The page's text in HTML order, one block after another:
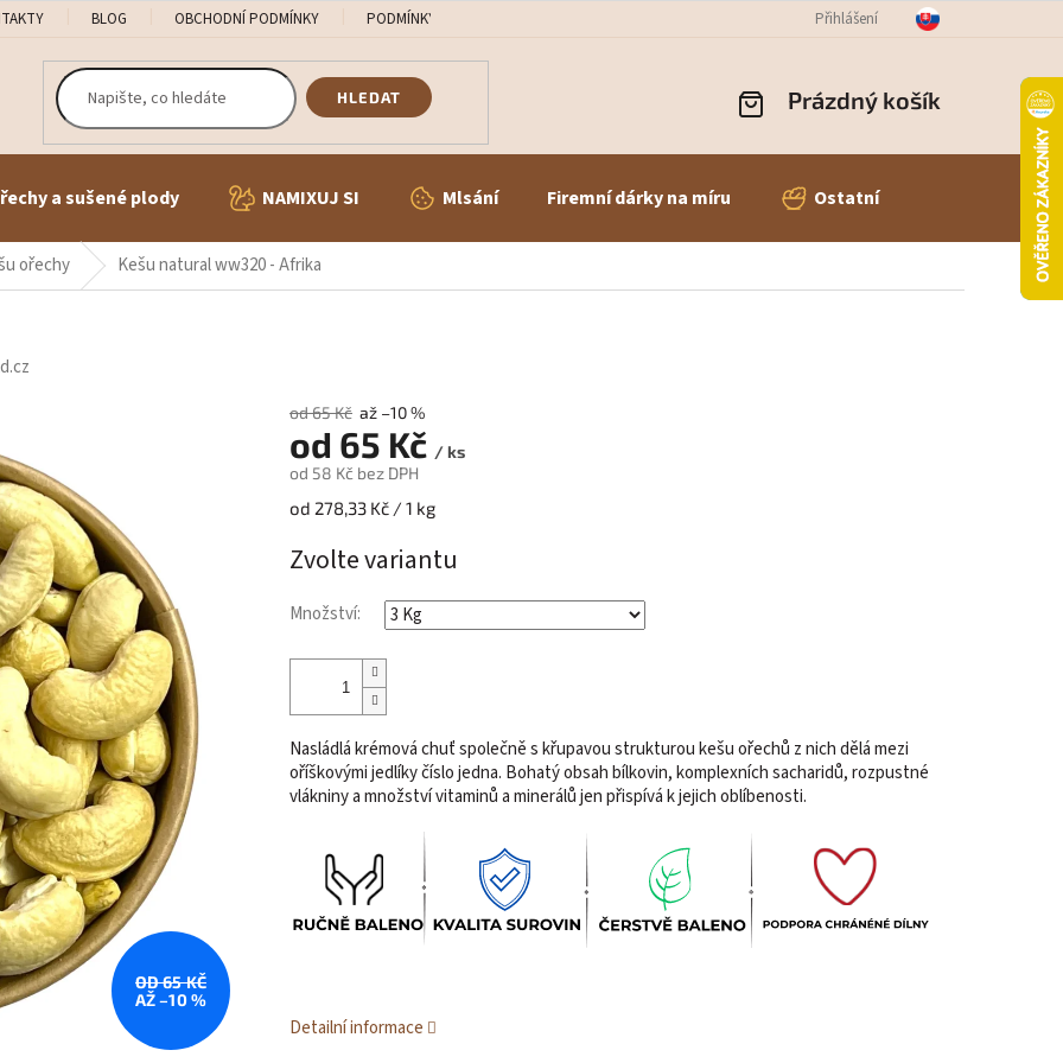
BLOG OBCHODNÍ PODMÍNKY PODMÍNKY OCHRANY OSOBNÍCH ÚDAJŮ ODSTOUPENÍ OD SMLOUVY REKLAMACE ZBOŽÍ
Přihlášení
HLEDAT
NÁKUPNÍ
Prázdný košík
a sušené plody NAMIXUJ SI Mlsání Firemní dárky na míru Ostatní
ořechy Kešu natural ww320 - Afrika
OD 65 KČ
AŽ –10 %
od 65 Kč až –10 %
od 65 Kč / ks
od 58 Kč bez DPH
Měrná
od 278,33 Kč / 1 kg
Zvolte variantu
Množství:
Nasládlá krémová chuť společně s křupavou strukturou kešu ořechů z nich dělá mezi
oříškovými jedlíky číslo jedna. Bohatý obsah bílkovin, komplexních sacharidů, rozpustné
vlákniny a množství vitaminů a minerálů jen přispívá k jejich oblíbenosti.
Detailní informace